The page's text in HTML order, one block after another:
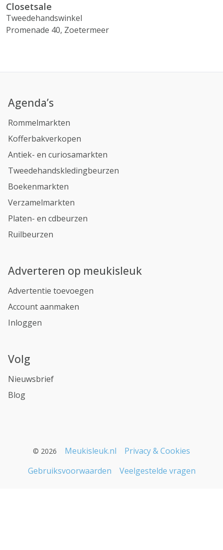
Closetsale
Tweedehandswinkel
Promenade 40, Zoetermeer
Agenda’s
Rommelmarkten
Kofferbakverkopen
Antiek- en curiosamarkten
Tweedehandskledingbeurzen
Boekenmarkten
Verzamelmarkten
Platen- en cdbeurzen
Ruilbeurzen
Adverteren op meukisleuk
Advertentie toevoegen
Account aanmaken
Inloggen
Volg
Nieuwsbrief
Blog
© 2026 Meukisleuk.nl
Privacy & Cookies
Gebruiksvoorwaarden
Veelgestelde vragen